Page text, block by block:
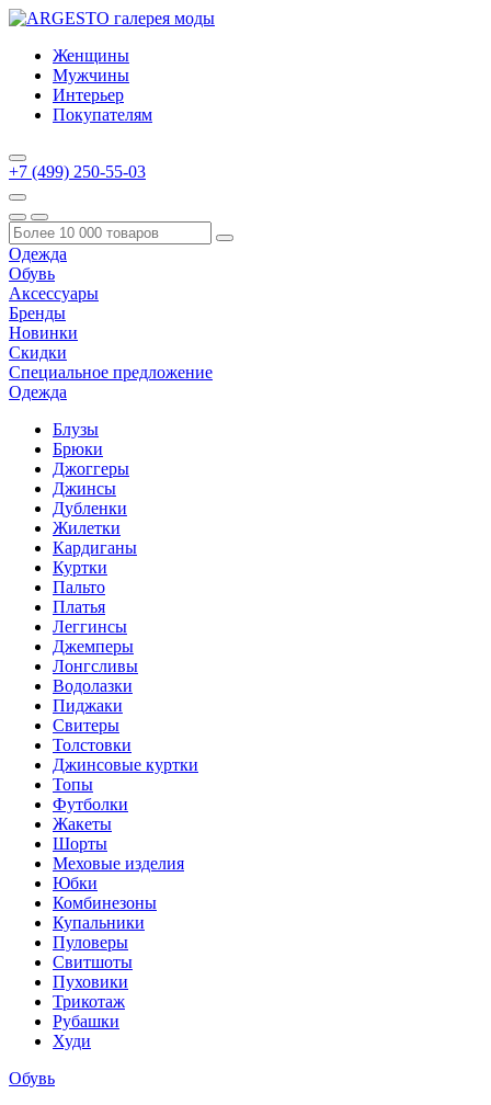
Женщины
Мужчины
Интерьер
Покупателям
+7 (499) 250-55-03
Одежда
Обувь
Аксессуары
Бренды
Новинки
Скидки
Специальное предложение
Одежда
Блузы
Брюки
Джоггеры
Джинсы
Дубленки
Жилетки
Кардиганы
Куртки
Пальто
Платья
Леггинсы
Джемперы
Лонгсливы
Водолазки
Пиджаки
Свитеры
Толстовки
Джинсовые куртки
Топы
Футболки
Жакеты
Шорты
Меховые изделия
Юбки
Комбинезоны
Купальники
Пуловеры
Свитшоты
Пуховики
Трикотаж
Рубашки
Худи
Обувь